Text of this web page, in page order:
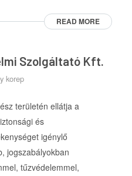
READ MORE
Szolgáltató Kft.
korep
területén ellátja a
és
igénylő
jogszabályokban
tűzvédelemmel,